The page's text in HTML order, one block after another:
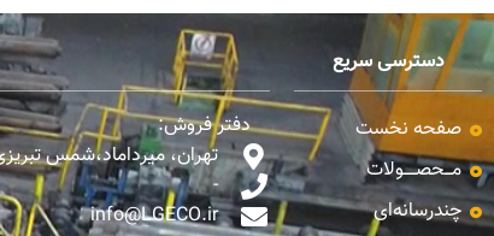
دسترسی سریع
صفحه نخست
مـــحصـــــولات
چندرسانه‌ای
دفتر فروش:
تهران، میرداماد،شمس
-
info@LGECO.ir